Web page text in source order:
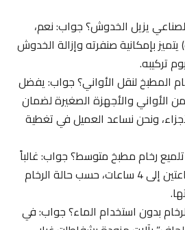
يزيل الخدوش؟ جواب: نعم،
بإمكانية صنفرته وإزالة الخدوش
المطبخ لنقل الأواني؟ جواب: يفضل
والأجهزة الصغيرة لضمان
ونحن نساعد العميل في تغطية
رخام مطبخ متوسط؟ جواب: غالباً
ما يستغرق العمل من ساعتين إلى 4 ساعات، حسب حالة الرخام
بدون استخدام الماء؟ جواب: في